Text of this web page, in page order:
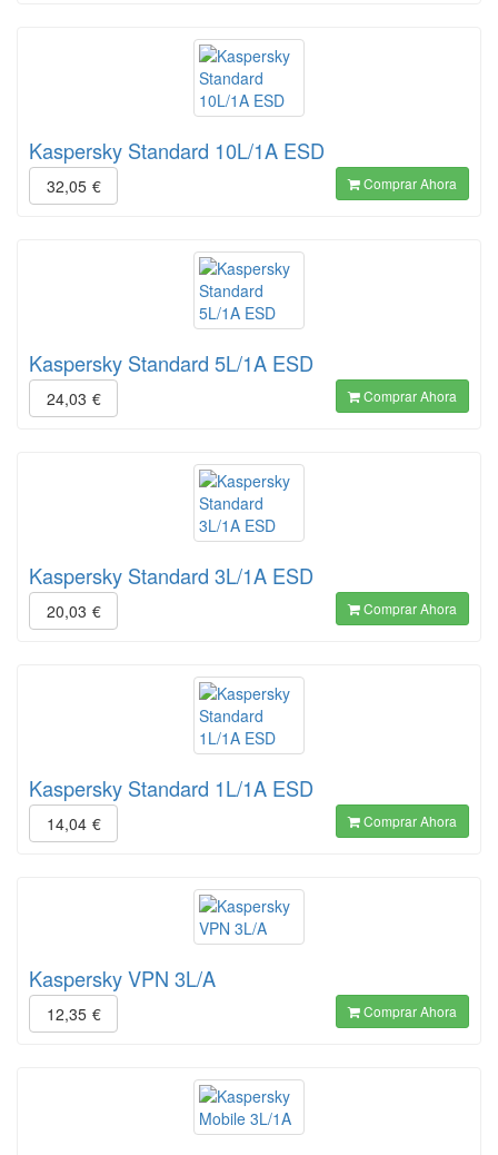
Kaspersky Standard 10L/1A ESD
32,05 € Comprar Ahora
Kaspersky Standard 5L/1A ESD
24,03 € Comprar Ahora
Kaspersky Standard 3L/1A ESD
20,03 € Comprar Ahora
Kaspersky Standard 1L/1A ESD
14,04 € Comprar Ahora
Kaspersky VPN 3L/A
12,35 € Comprar Ahora